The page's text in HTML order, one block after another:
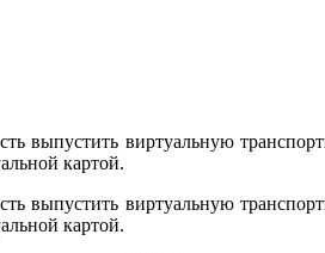
выпустить виртуальную
картой.
выпустить виртуальную
картой.